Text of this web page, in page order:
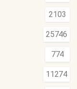
2103
25746
774
11274